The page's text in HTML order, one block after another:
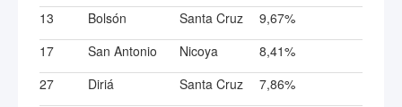
13 Bolsón Santa Cruz
9,67%
17
San Antonio Nicoya
8,41%
27
Diriá Santa Cruz
7,86%